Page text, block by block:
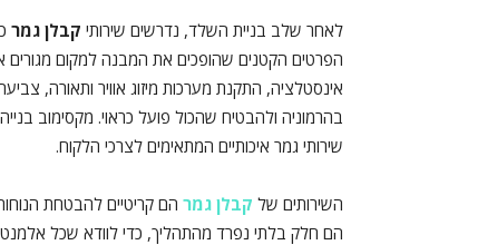
לאחר שלב בניית השלד, נדרשים שירותי קבלן גמר
הפרטים הקטנים שהופכים את המבנה למקום מגורים
אינסטלציה, התקנת מערכות מיזוג אוויר ותאורה,
בהרמוניה ולהבטיח שהכול פועל כראוי. מקסימוב
שירותי גמר איכותיים המתאימים לצרכי הלקוח.
השירותים של קבלן גמר הם קריטיים להבטחת
הם חלק בלתי נפרד מהתהליך, כדי לוודא שכל